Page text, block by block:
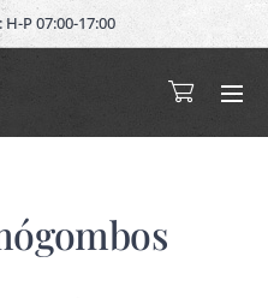
P 07:00-17:00